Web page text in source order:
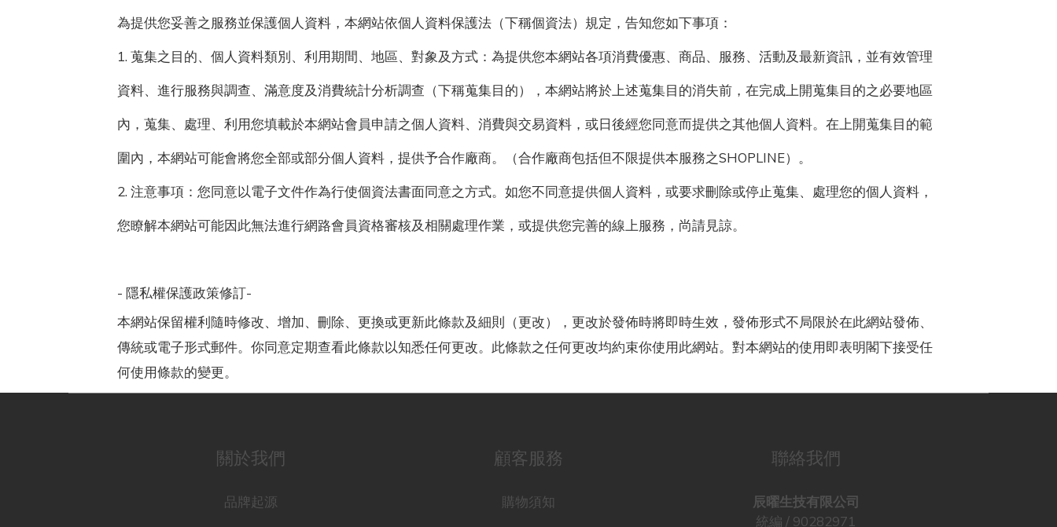
為提供您妥善之服務並保護個人資料，本網站依個人資料保護法（下稱個資法）規定，告知您如下事項：
1. 蒐集之目的、個人資料類別、利用期間、地區、對象及方式：為提供您本網站各項消費優惠、商品、服務、活動及最新資訊，並有效管理
資料、進行服務與調查、滿意度及消費統計分析調查（下稱蒐集目的），本網站將於上述蒐集目的消失前，在完成上開蒐集目的之必要地區
內，蒐集、處理、利用您填載於本網站會員申請之個人資料、消費與交易資料，或日後經您同意而提供之其他個人資料。在上開蒐集目的範
圍內，本網站可能會將您全部或部分個人資料，提供予合作廠商。（合作廠商包括但不限提供本服務之SHOPLINE）。
2. 注意事項：您同意以電子文件作為行使個資法書面同意之方式。如您不同意提供個人資料，或要求刪除或停止蒐集、處理您的個人資料，
您瞭解本網站可能因此無法進行網路會員資格審核及相關處理作業，或提供您完善的線上服務，尚請見諒。
- 隱私權保護政策修訂-
本網站保留權利隨時修改、增加、刪除、更換或更新此條款及細則（更改），更改於發佈時將即時生效，發佈形式不局限於在此網站發佈、
傳統或電子形式郵件。你同意定期查看此條款以知悉任何更改。此條款之任何更改均約束你使用此網站。對本網站的使用即表明閣下接受任
何使用條款的變更。
關於我們
品牌起源
顧客服務
購物須知
聯絡我們
辰曜生技有限公司
統編 / 90282971